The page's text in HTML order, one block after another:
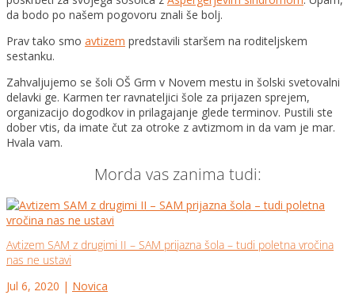
da bodo po našem pogovoru znali še bolj.
Prav tako smo avtizem predstavili staršem na roditeljskem
sestanku.
Zahvaljujemo se šoli OŠ Grm v Novem mestu in šolski svetovalni
delavki ge. Karmen ter ravnateljici šole za prijazen sprejem,
organizacijo dogodkov in prilagajanje glede terminov. Pustili ste
dober vtis, da imate čut za otroke z avtizmom in da vam je mar.
Hvala vam.
Morda vas zanima tudi:
Avtizem SAM z drugimi II – SAM prijazna šola – tudi poletna vročina
nas ne ustavi
Jul 6, 2020 | Novica